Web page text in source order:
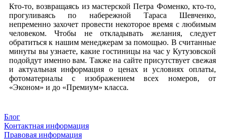
Кто-то, возвращаясь из мастерской Петра Фоменко, кто-то,
прогуливаясь по набережной Тараса Шевченко,
непременно захочет провести некоторое время с любимым
человеком. Чтобы не откладывать желания, следует
обратиться к нашим менеджерам за помощью. В считанные
минуты вы узнаете, какие гостиницы на час у Кутузовской
подойдут именно вам. Также на сайте присутствует свежая
и актуальная информация о ценах и условиях оплаты,
фотоматериалы с изображением всех номеров, от
«Эконом» и до «Премиум» класса.
Блог
Контактная информация
Правовая информация